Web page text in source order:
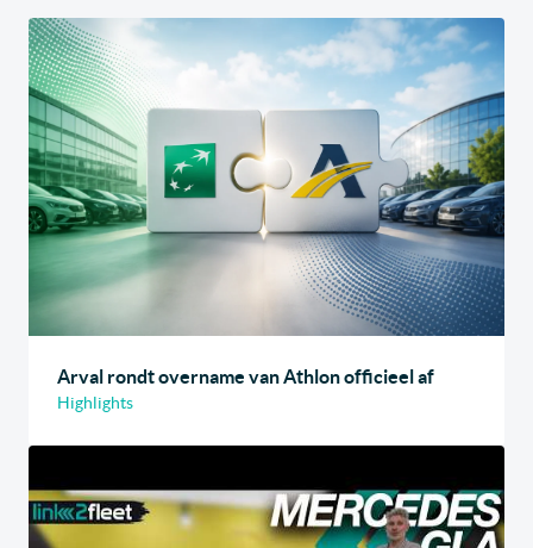
Arval rondt overname van Athlon officieel af
Highlights